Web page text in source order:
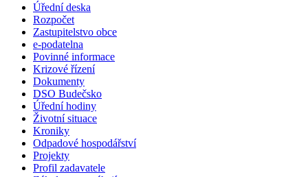
Úřední deska
Rozpočet
Zastupitelstvo obce
e-podatelna
Povinné informace
Krizové řízení
Dokumenty
DSO Budečsko
Úřední hodiny
Životní situace
Kroniky
Odpadové hospodářství
Projekty
Profil zadavatele